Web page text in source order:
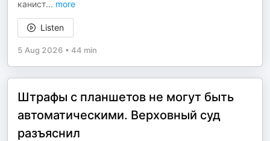
канист... more
Listen
5 Aug 2026 • 44 min
Штрафы с планшетов не могут быть
автоматическими. Верховный суд
разъяснил